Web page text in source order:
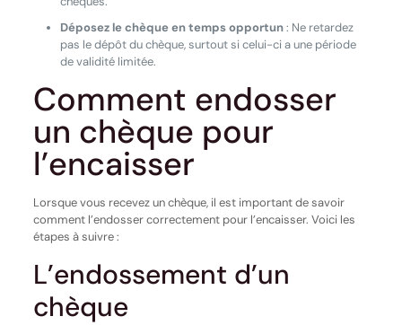
Déposez le chèque en temps opportun: Ne retardez
pas le dépôt du chèque, surtout si celui-ci a une période
de validité limitée.
Comment endosser
un chèque pour
l’encaisser
Lorsque vous recevez un chèque, il est important de savoir
comment l’endosser correctement pour l’encaisser. Voici les
étapes à suivre :
L’endossement d’un
chèque